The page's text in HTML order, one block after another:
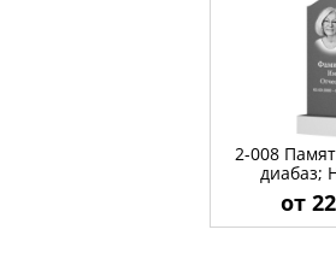
2-008
диабаз;
от